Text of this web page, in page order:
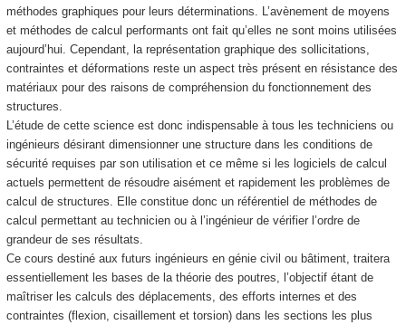
méthodes graphiques pour leurs déterminations. L’avènement de moyens
et méthodes de calcul performants ont fait qu’elles ne sont moins utilisées
aujourd’hui. Cependant, la représentation graphique des sollicitations,
contraintes et déformations reste un aspect très présent en résistance des
matériaux pour des raisons de compréhension du fonctionnement des
structures.
L’étude de cette science est donc indispensable à tous les techniciens ou
ingénieurs désirant dimensionner une structure dans les conditions de
sécurité requises par son utilisation et ce même si les logiciels de calcul
actuels permettent de résoudre aisément et rapidement les problèmes de
calcul de structures. Elle constitue donc un référentiel de méthodes de
calcul permettant au technicien ou à l’ingénieur de vérifier l’ordre de
grandeur de ses résultats.
Ce cours destiné aux futurs ingénieurs en génie civil ou bâtiment, traitera
essentiellement les bases de la théorie des poutres, l’objectif étant de
maîtriser les calculs des déplacements, des efforts internes et des
contraintes (flexion, cisaillement et torsion) dans les sections les plus